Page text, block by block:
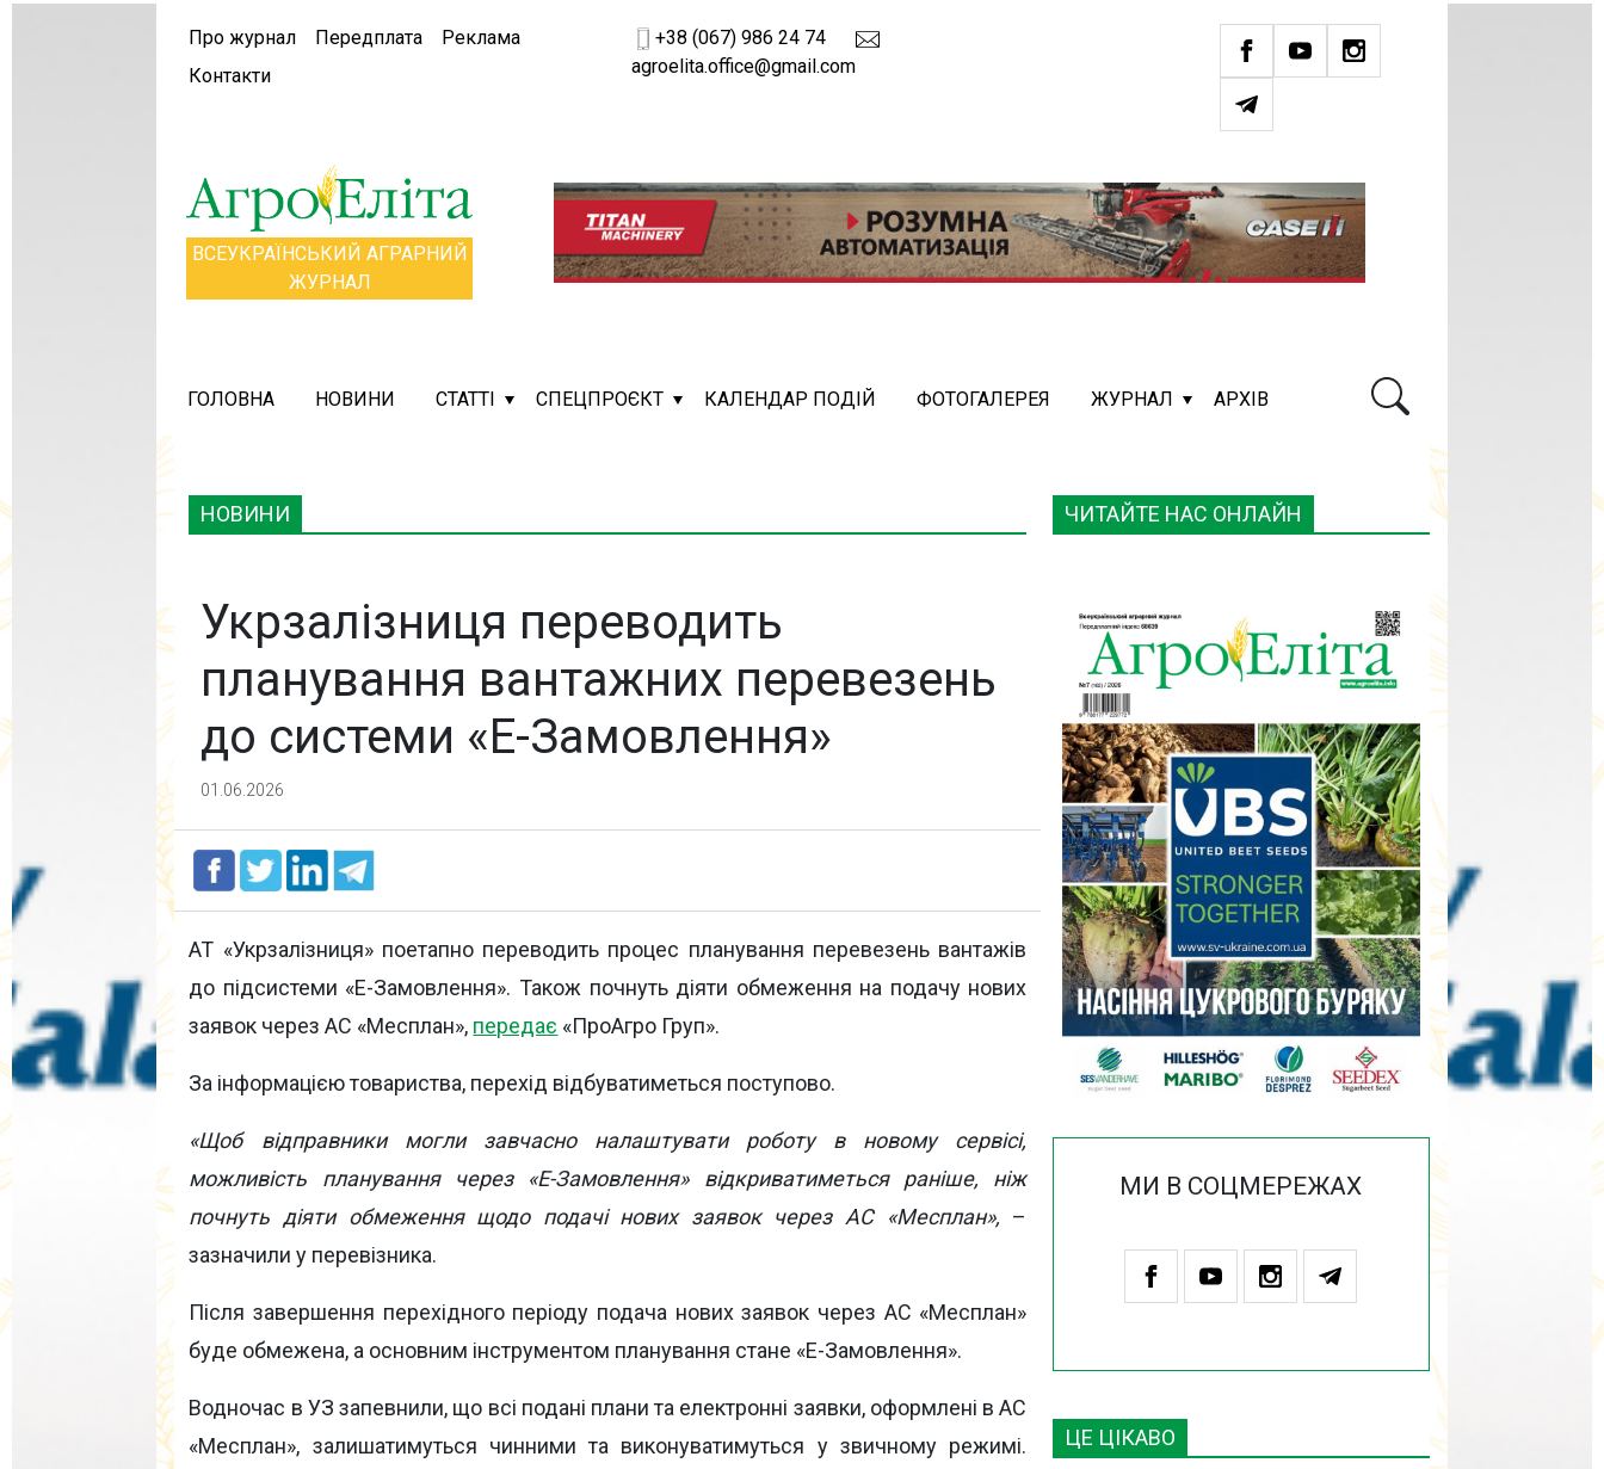
Про журнал Передплата
Реклама
Контакти
+38 (067) 986 24 74
agroelita.office@gmail.com
ВСЕУКРАЇНСЬКИЙ АГРАРНИЙ
ЖУРНАЛ
ГОЛОВНА НОВИНИ СТАТТІ СПЕЦПРОЄКТ КАЛЕНДАР ПОДІЙ ФОТОГАЛЕРЕЯ ЖУРНАЛ АРХІВ
ЧИТАЙТЕ НАС ОНЛАЙН
МИ В СОЦМЕРЕЖАХ
ЦЕ ЦІКАВО
НОВИНИ
Укрзалізниця переводить
планування вантажних перевезень
до системи «Е-Замовлення»
01.06.2026
АТ «Укрзалізниця» поетапно переводить процес планування перевезень вантажів
до підсистеми «Е-Замовлення». Також почнуть діяти обмеження на подачу нових
заявок через АС «Месплан», передає «ПроАгро Груп».
За інформацією товариства, перехід відбуватиметься поступово.
«Щоб відправники могли завчасно налаштувати роботу в новому сервісі,
можливість планування через «Е-Замовлення» відкриватиметься раніше, ніж
почнуть діяти обмеження щодо подачі нових заявок через АС «Месплан», –
зазначили у перевізника.
Після завершення перехідного періоду подача нових заявок через АС «Месплан»
буде обмежена, а основним інструментом планування стане «Е-Замовлення».
Водночас в УЗ запевнили, що всі подані плани та електронні заявки, оформлені в АС
«Месплан», залишатимуться чинними та виконуватимуться у звичному режимі.